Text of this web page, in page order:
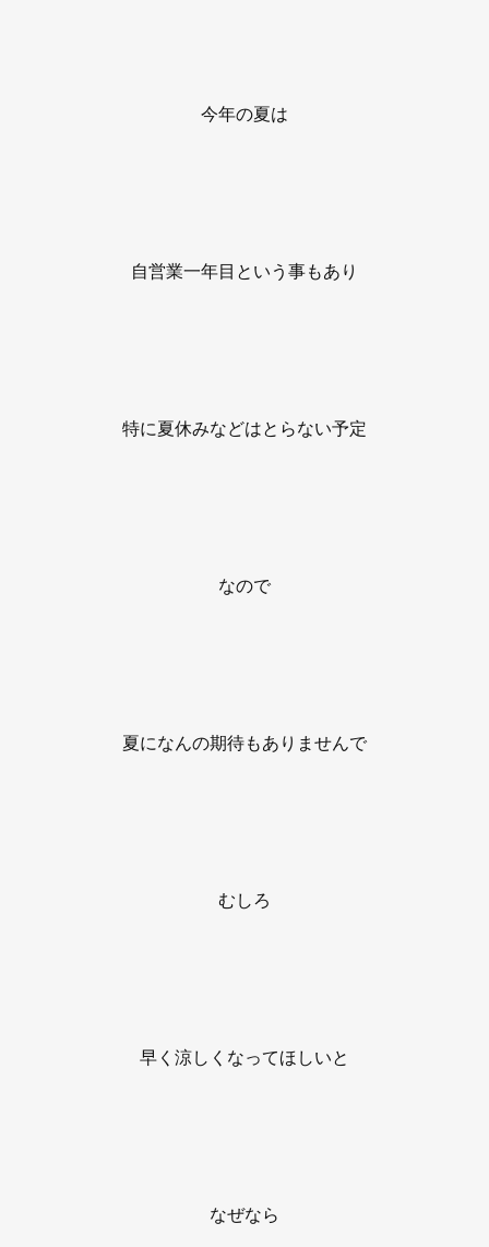
今年の夏は
自営業一年目という事もあり
特に夏休みなどはとらない予定
なので
夏になんの期待もありませんで
むしろ
早く涼しくなってほしいと
なぜなら